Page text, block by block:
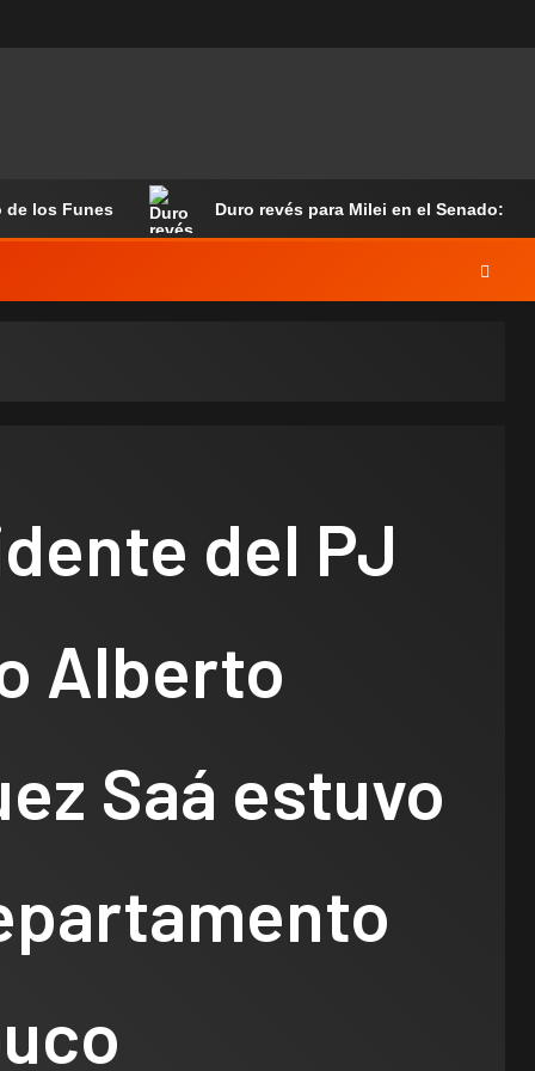
de los Funes Duro revés para Milei en el Senado:
del PJ
Alberto
Saá estuvo